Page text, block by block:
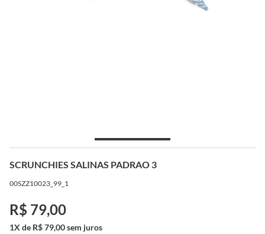
SCRUNCHIES SALINAS PADRAO 3
00SZZ10023_99_1
R$ 79,00
1X de R$ 79,00 sem juros